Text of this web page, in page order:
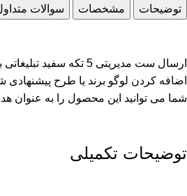
توضیحات مشخصات سوالات
ارسال ست مدیریتی 5 تکه سفید تبلیغاتی با چراغ خواب به
اضافه کردن لوگو برند یا طرح
شما می توانید این محصول را به عنوان
توضیحات تکمیلی